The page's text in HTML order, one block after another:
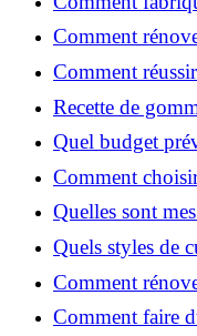
naturel au suif ?
Comment
efficacement ?
Comment
pour une
Recette de
pour une peau
Quel budget
Voiron en 2026 :
Comment
contractant
Quelles sont
préférées ?
Quels styles de
appartements du
Comment
habitat sain et
Comment faire